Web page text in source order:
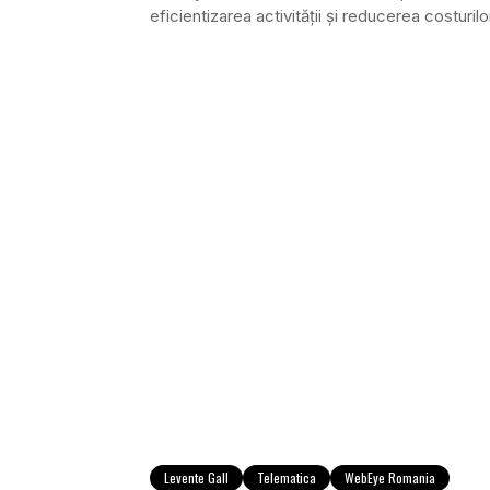
eficientizarea activităţii şi reducerea
Levente Gall Telematica WebEye Romania